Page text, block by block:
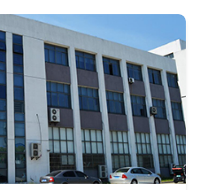
及全生命周期服务提出了
品牌众多、技术参数繁
用户常面临选型难题：如
，平衡技术先进性、成本
基于行业调研，梳理两类
，为您的决策提供客观参